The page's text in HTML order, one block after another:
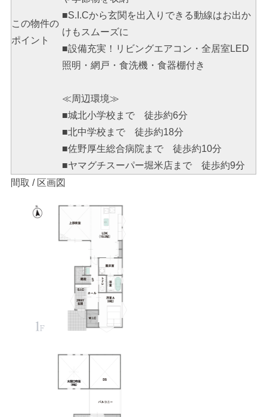
この物件の
ポイント
■S.I.Cから玄関を出入りできる動線はお出か
けもスムーズに
■設備充実！リビングエアコン・全居室LED
照明・網戸・食洗機・食器棚付き
≪周辺環境≫
■城北小学校まで 徒歩約6分
■北中学校まで 徒歩約18分
■佐野厚生総合病院まで 徒歩約10分
■ヤマグチスーパー堀米店まで 徒歩約9分
間取 / 区画図